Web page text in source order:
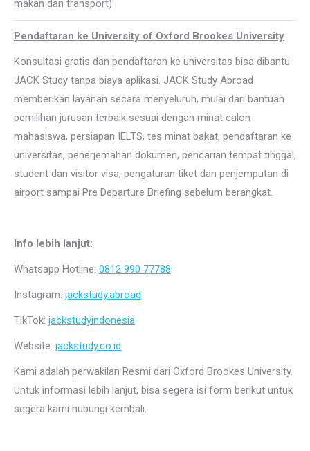
makan dan transport)
Pendaftaran ke University of Oxford Brookes University
Konsultasi gratis dan pendaftaran ke universitas bisa dibantu
JACK Study tanpa biaya aplikasi. JACK Study Abroad
memberikan layanan secara menyeluruh, mulai dari bantuan
pemilihan jurusan terbaik sesuai dengan minat calon
mahasiswa, persiapan IELTS, tes minat bakat, pendaftaran ke
universitas, penerjemahan dokumen, pencarian tempat tinggal,
student dan visitor visa, pengaturan tiket dan penjemputan di
airport sampai Pre Departure Briefing sebelum berangkat.
Info lebih lanjut:
Whatsapp Hotline: 0812 990 77788
Instagram: jackstudy.abroad
TikTok: jackstudyindonesia
Website: jackstudy.co.id
Kami adalah perwakilan Resmi dari Oxford Brookes University.
Untuk informasi lebih lanjut, bisa segera isi form berikut untuk
segera kami hubungi kembali.